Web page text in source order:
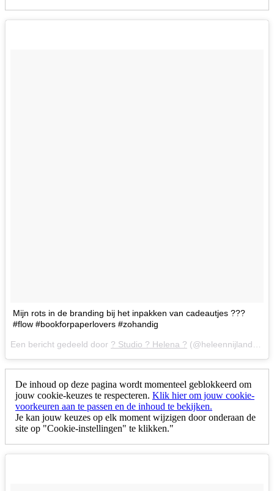
Mijn rots in de branding bij het inpakken van cadeautjes ???
#flow #bookforpaperlovers #zohandig
Een bericht gedeeld door ? Studio ? Helena ? (@heleennijland) op
De inhoud op deze pagina wordt momenteel geblokkeerd om
jouw cookie-keuzes te respecteren. Klik hier om jouw cookie-
voorkeuren aan te passen en de inhoud te bekijken.
Je kan jouw keuzes op elk moment wijzigen door onderaan de
site op "Cookie-instellingen" te klikken."